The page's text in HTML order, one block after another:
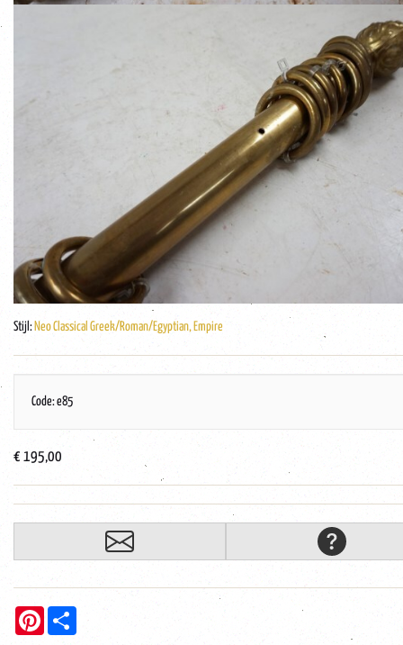
Stijl: Neo Classical Greek/Roman/Egyptian, Empire
Code: e85
€ 195,00
Pinterest